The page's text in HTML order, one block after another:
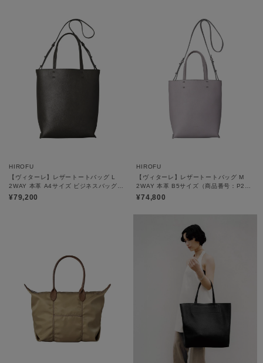
HIROFU
【ヴィターレ】レザートートバッグ L
2WAY 本革 A4サイズ ビジネスバッグ
（商品番号：P25－26642）
¥79,200
HIROFU
【ヴィターレ】レザートートバッグ M
2WAY 本革 B5サイズ（商品番号：P25
－26641）
¥74,800